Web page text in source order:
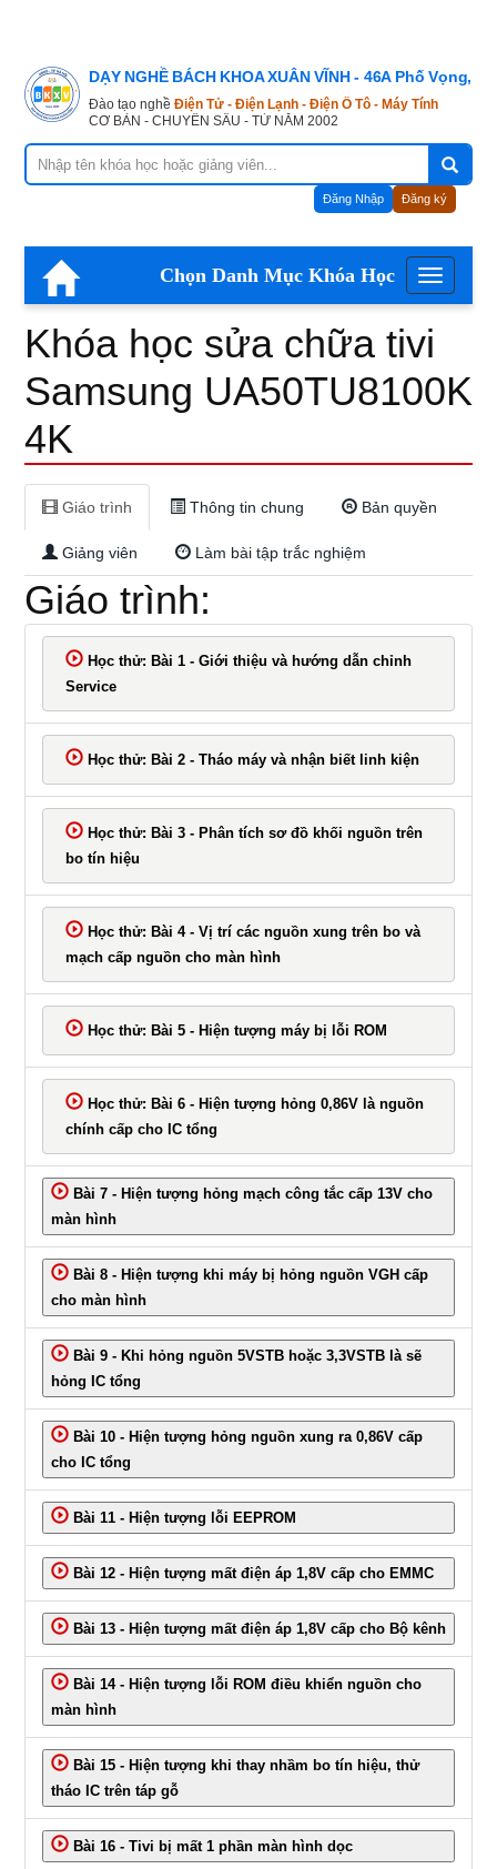
học
sửa
chữa
tivi
Samsung
UA50TU8100K
4K
DẠY NGHỀ BÁCH KHOA XUÂN VĨNH - 46A Phố Vọng,
Đào tạo nghề Điện Tử - Điện Lạnh - Điện Ô Tô - Máy Tính
CƠ BẢN - CHUYÊN SÂU - TỪ NĂM 2002
Đăng Nhập Đăng ký
Menu
Chọn Danh Mục Khóa Học
Khóa học sửa chữa tivi
Samsung UA50TU8100K
4K
Giáo trình Thông tin chung Bản quyền
Giảng viên Làm bài tập trắc nghiệm
Giáo trình:
Học thử: Bài 1 - Giới thiệu và hướng dẫn chỉnh
Service
Học thử: Bài 2 - Tháo máy và nhận biết linh kiện
Học thử: Bài 3 - Phân tích sơ đồ khối nguồn trên
bo tín hiệu
Học thử: Bài 4 - Vị trí các nguồn xung trên bo và
mạch cấp nguồn cho màn hình
Học thử: Bài 5 - Hiện tượng máy bị lỗi ROM
Học thử: Bài 6 - Hiện tượng hỏng 0,86V là nguồn
chính cấp cho IC tổng
Bài 7 - Hiện tượng hỏng mạch công tắc cấp 13V cho
màn hình
Bài 8 - Hiện tượng khi máy bị hỏng nguồn VGH cấp
cho màn hình
Bài 9 - Khi hỏng nguồn 5VSTB hoặc 3,3VSTB là sẽ
hỏng IC tổng
Bài 10 - Hiện tượng hỏng nguồn xung ra 0,86V cấp
cho IC tổng
Bài 11 - Hiện tượng lỗi EEPROM
Bài 12 - Hiện tượng mất điện áp 1,8V cấp cho EMMC
Bài 13 - Hiện tượng mất điện áp 1,8V cấp cho Bộ kênh
Bài 14 - Hiện tượng lỗi ROM điều khiển nguồn cho
màn hình
Bài 15 - Hiện tượng khi thay nhầm bo tín hiệu, thử
tháo IC trên táp gỗ
Bài 16 - Tivi bị mất 1 phần màn hình dọc